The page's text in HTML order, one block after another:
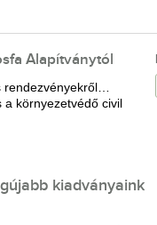
Alapítványtól
rendezvényekről…
környezetvédő civil
kiadványaink